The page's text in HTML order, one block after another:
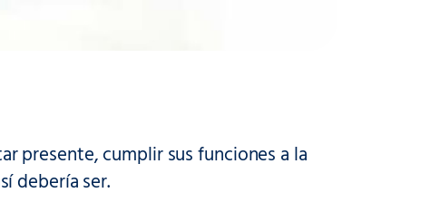
presente, cumplir sus funciones a la
debería ser.